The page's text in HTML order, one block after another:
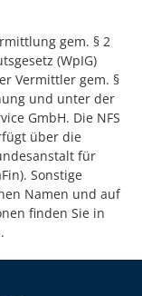
gem. § 2
(WpIG)
Vermittler gem. §
und unter der
GmbH. Die NFS
über die
für
Sonstige
Namen und auf
finden Sie in